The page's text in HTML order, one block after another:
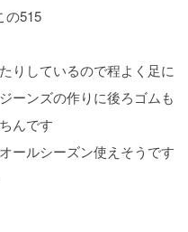
の515
りしているので程よく足に
ーンズの作りに後ろゴムも
んです
ールシーズン使えそうです